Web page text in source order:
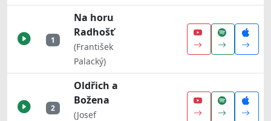
1
Na horu
Radhošť
(František
Palacký)
2
Oldřich a
Božena
(Josef